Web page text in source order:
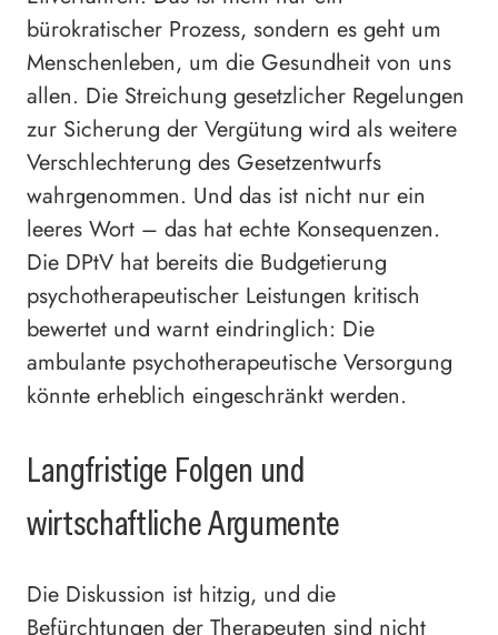
bürokratischer Prozess, sondern es geht um
Menschenleben, um die Gesundheit von uns
allen. Die Streichung gesetzlicher Regelungen
zur Sicherung der Vergütung wird als weitere
Verschlechterung des Gesetzentwurfs
wahrgenommen. Und das ist nicht nur ein
leeres Wort – das hat echte Konsequenzen.
Die DPtV hat bereits die Budgetierung
psychotherapeutischer Leistungen kritisch
bewertet und warnt eindringlich: Die
ambulante psychotherapeutische Versorgung
könnte erheblich eingeschränkt werden.
Langfristige Folgen und
wirtschaftliche Argumente
Die Diskussion ist hitzig, und die
Befürchtungen der Therapeuten sind nicht